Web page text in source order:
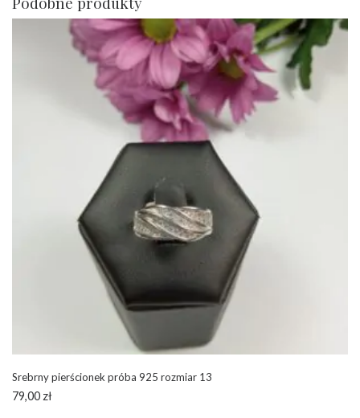
Srebrny pierścionek próba 925 rozmiar 13
79,00 zł